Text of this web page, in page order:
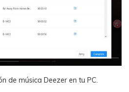
de música Deezer en tu PC.